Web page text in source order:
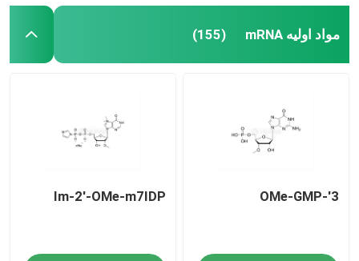
محصولات
تور کارخانه
مواد اولیه mRNA (155)
3'-OMe-GMP
Im-2'-OMe-m7IDP